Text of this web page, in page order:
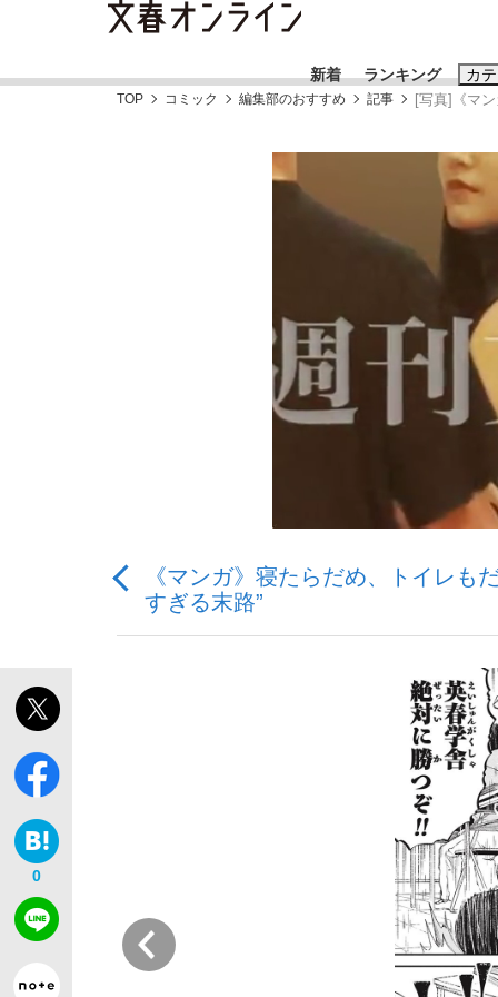
新着 ランキング カ
「90%は失敗する。でも…」本田圭佑が初
「敗因分析は一切聞かれなかった」侍ジャ
「目標達成できなかったからと言って…」
終戦から81年
おすすめの
#藤田晋
TOP コミック 編集部のおすすめ 記事 [写真]《マ
《マンガ》寝たらだめ、トイレも
すぎる末路”
0